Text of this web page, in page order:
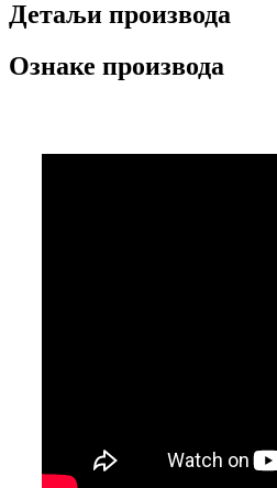
Детаљи производа
Ознаке производа